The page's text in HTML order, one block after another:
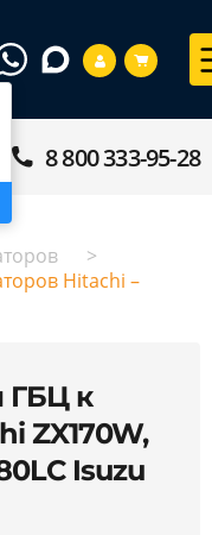
8 800 333-95-28
Hitachi –
ГБЦ к
ZX170W,
Isuzu